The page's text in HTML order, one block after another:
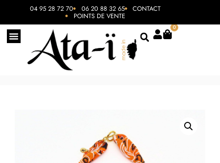
04 95 28 72 70 06 20 88 32 65 CONTACT
POINTS DE VENTE
0